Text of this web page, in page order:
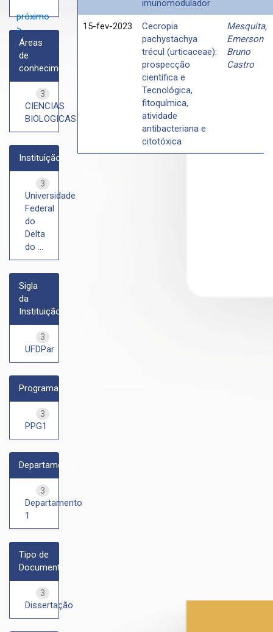
imunomodulador
15-fev-2023
Cecropia
pachystachya
trécul (urticaceae):
prospecção
científica e
Tecnológica,
fitoquímica,
atividade
antibacteriana e
citotóxica
Mesquita,
Emerson
Bruno
Castro
próximo
>
Áreas
de
conhecimento
3
CIENCIAS
BIOLOGICAS
Instituição
3
Universidade
Federal
do
Delta
do ...
Sigla
da
Instituição
3
UFDPar
Programa
3
PPG1
Departamento
3
Departamento
1
Tipo de
Documento
3
Dissertação